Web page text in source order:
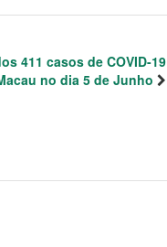
411 casos de COVID-19
no dia 5 de Junho